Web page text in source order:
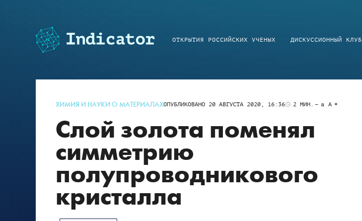
ОТКРЫТИЯ РОССИЙСКИХ УЧЕНЫХ ДИСКУССИОННЫЙ КЛУБ
ХИМИЯ И НАУКИ О МАТЕРИАЛАХОПУБЛИКОВАНО 20 АВГУСТА 2020, 16:36 2 МИН. a A
Слой золота поменял
симметрию
полупроводникового
кристалла